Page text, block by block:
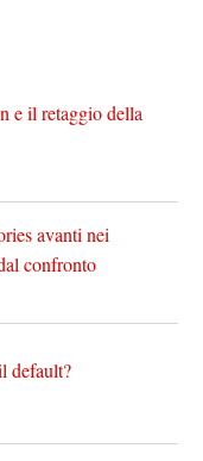
e il retaggio della
avanti nei
confronto
default?